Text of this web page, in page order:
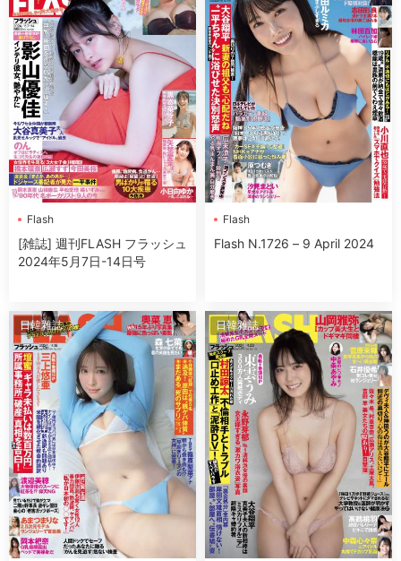
Flash
[雑誌] 週刊FLASH フラッシュ
2024年5月7日-14日号
Flash
Flash N.1726 – 9 April 2024
日韓雜誌 日韓雜誌